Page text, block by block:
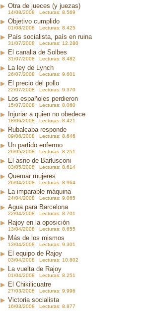
Otra de jueces (y juezas)
14/08/2008 Lecturas: 8.569
Objetivo cumplido
01/08/2008 Lecturas: 8.425
País socialista, país en ruina
31/07/2008 Lecturas: 12.280
El canalla de Solbes
31/07/2008 Lecturas: 8.482
La ley de Lynch
26/07/2008 Lecturas: 9.601
El precio del pollo
22/07/2008 Lecturas: 9.370
Los españoles perdieron
15/07/2008 Lecturas: 8.060
Injuriar a quien no obedece
18/06/2008 Lecturas: 8.421
Rubalcaba responde
09/06/2008 Lecturas: 8.646
Un partido enfermo
26/05/2008 Lecturas: 8.251
El asno de Barlusconi
03/05/2008 Lecturas: 8.614
Quemar mujeres
26/04/2008 Lecturas: 8.964
La imparable máquina
24/04/2008 Lecturas: 9.065
Agua para Barcelona
22/04/2008 Lecturas: 8.701
Rajoy en la oposición
13/04/2008 Lecturas: 8.655
Más de los mismos
13/04/2008 Lecturas: 9.301
El equipo de Rajoy
03/04/2008 Lecturas: 10.802
La vuelta de Rajoy
01/04/2008 Lecturas: 8.251
El Chikilicuatre
27/03/2008 Lecturas: 9.996
Victoria socialista
16/03/2008 Lecturas: 8.877